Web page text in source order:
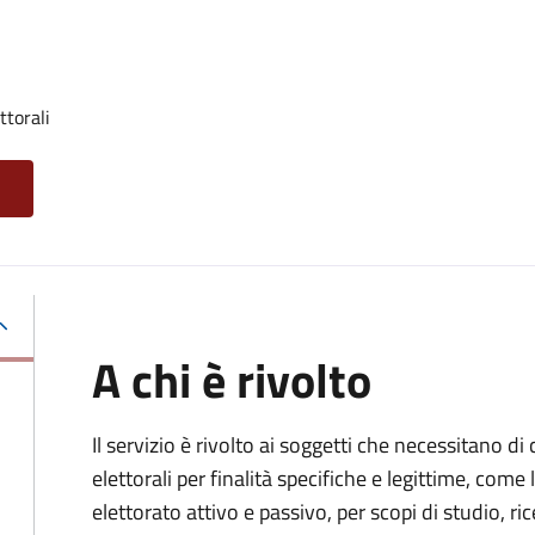
A chi è rivolto
Il servizio è rivolto ai soggetti che necessitano
elettorali per finalità specifiche e legittime,
elettorato attivo e passivo, per scopi di studio,